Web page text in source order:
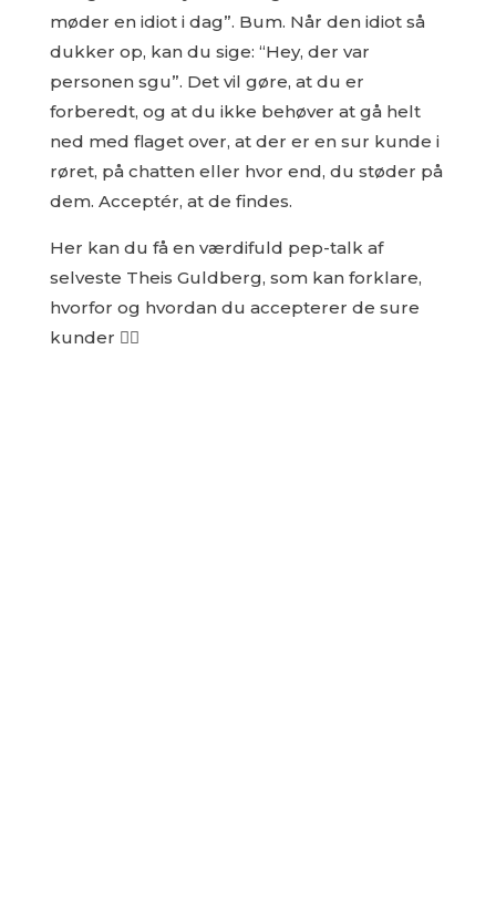
møder en idiot i dag”. Bum. Når den idiot så
dukker op, kan du sige: “Hey, der var
personen sgu”. Det vil gøre, at du er
forberedt, og at du ikke behøver at gå helt
ned med flaget over, at der er en sur kunde i
røret, på chatten eller hvor end, du støder på
dem. Acceptér, at de findes.
Her kan du få en værdifuld pep-talk af
selveste Theis Guldberg, som kan forklare,
hvorfor og hvordan du accepterer de sure
kunder 👇🏻